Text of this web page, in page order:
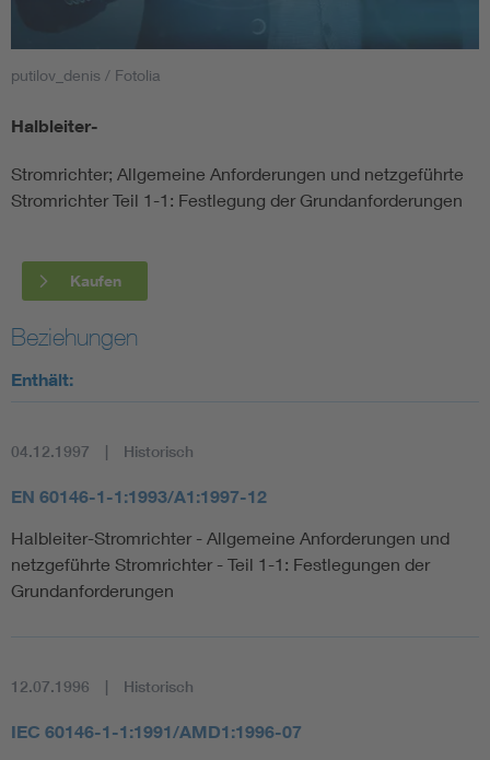
Smart Cities
Cybersecurity in der Industrieautomatisierung
DIN VDE 0100 für sichere Elektroinstallationen
putilov_denis / Fotolia
Halbleiter-
Stromrichter; Allgemeine Anforderungen und netzgeführte
Stromrichter Teil 1-1: Festlegung der Grundanforderungen
Kaufen
Beziehungen
Enthält:
04.12.1997 Historisch
EN 60146-1-1:1993/A1:1997-12
Halbleiter-Stromrichter - Allgemeine Anforderungen und
netzgeführte Stromrichter - Teil 1-1: Festlegungen der
Grundanforderungen
12.07.1996 Historisch
IEC 60146-1-1:1991/AMD1:1996-07